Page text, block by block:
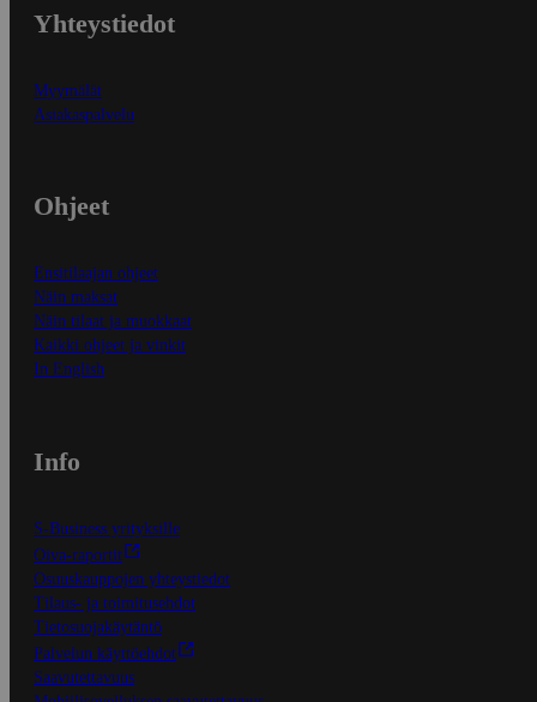
Yhteystiedot
Myymälät
Asiakaspalvelu
Ohjeet
Ensitilaajan ohjeet
Näin maksat
Näin tilaat ja muokkaat
Kaikki ohjeet ja vinkit
In English
Info
S-Business yrityksille
Oiva-raportit
Osuuskauppojen yhteystiedot
Tilaus- ja toimitusehdot
Tietosuojakäytäntö
Palvelun käyttöehdot
Saavutettavuus